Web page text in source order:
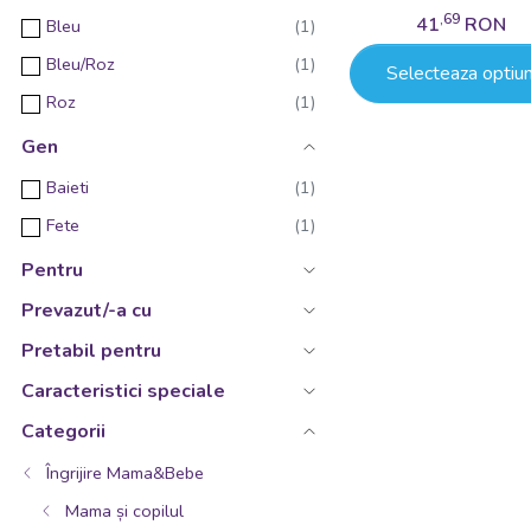
Bleu
Bleu/Roz
Roz
Gen
Baieti
Fete
Pentru
Prevazut/-a cu
Pretabil pentru
Caracteristici speciale
Categorii
Îngrijire Mama&Bebe
Mama și copilul
41,69 RON
Selecteaza